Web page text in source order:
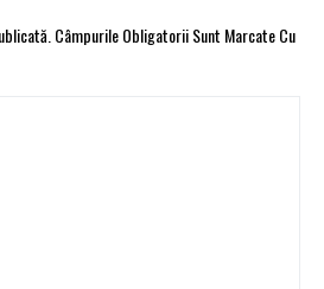
Câmpurile Obligatorii Sunt Marcate Cu